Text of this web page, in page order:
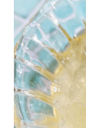
浴Ｉ沐浴包
香Ｉ香料廚房
全Ｉ養生總覽
我的帳號